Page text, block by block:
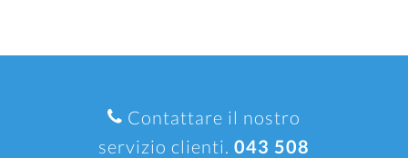
Contattare il nostro
servizio clienti. 043 508